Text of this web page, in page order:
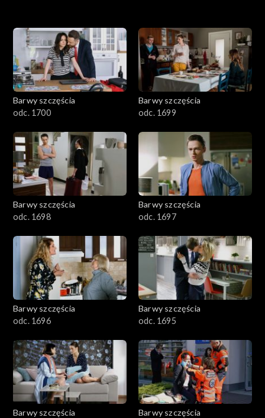
3201-3300
3101-3200
3001-3100
2901-3000
2801–2900
2701–2800
2501–2600
2401–2500
2301–2400
2201–2300
2101–2200
2001–2100
Barwy szczęścia
odc. 1700
Barwy szczęścia
odc. 1699
Barwy szczęścia
odc. 1698
Barwy szczęścia
odc. 1697
Barwy szczęścia
odc. 1696
Barwy szczęścia
odc. 1695
Barwy szczęścia
Barwy szczęścia